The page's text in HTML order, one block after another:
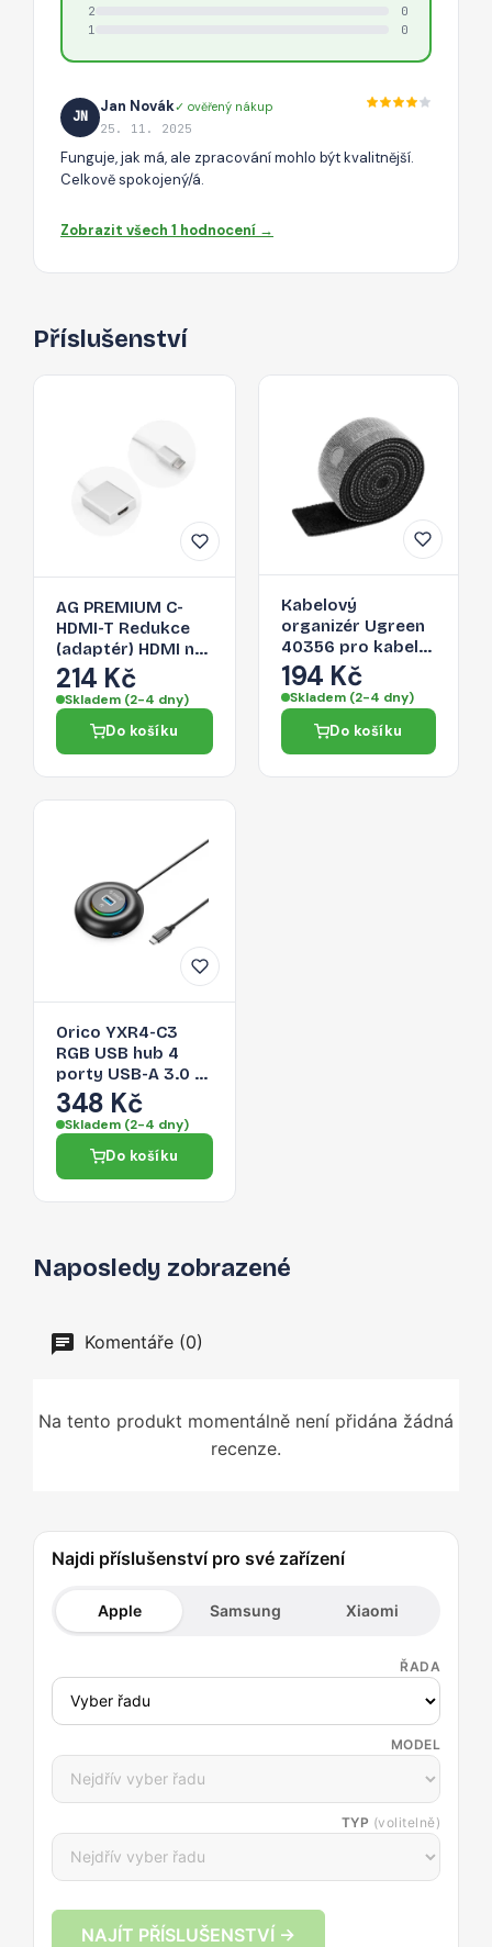
2
0
1
0
JN
Jan Novák✓ ověřený nákup
25. 11. 2025
Funguje, jak má, ale zpracování mohlo být kvalitnější.
Celkově spokojený/á.
Zobrazit všech 1 hodnocení →
Příslušenství
AG PREMIUM C-
HDMI-T Redukce
(adaptér) HDMI na
USB-C 3.1, délka
17cm, bílo-stříbrná
214 Kč
Skladem (2-4 dny)
Do košíku
Kabelový
organizér Ugreen
40356 pro kabely
- černá
194 Kč
Skladem (2-4 dny)
Do košíku
Orico YXR4-C3
RGB USB hub 4
porty USB-A 3.0 s
audio/mikrofonním
portem 0,3 m –
černý
348 Kč
Skladem (2-4 dny)
Do košíku
Naposledy zobrazené
Komentáře (0)
Na tento produkt momentálně není přidána žádná
recenze.
Najdi příslušenství pro své zařízení
Apple Samsung Xiaomi
ŘADA
MODEL
TYP (volitelně)
NAJÍT PŘÍSLUŠENSTVÍ →